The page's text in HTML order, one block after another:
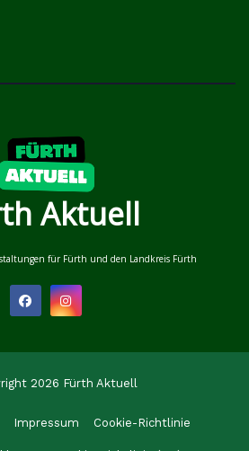
Aktuell
für Fürth und den Landkreis Fürth
2026 Fürth Aktuell
Impressum Cookie-Richtlinie